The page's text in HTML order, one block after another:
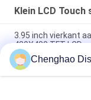
Klein LCD Touch
3.95 inch vierkant
480X480 TFT LCD-
3 inch kleuren
pins IPS Tft lcd
Chenghao